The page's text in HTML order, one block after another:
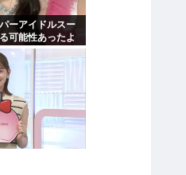
ーアイドルスー
可能性あったよ